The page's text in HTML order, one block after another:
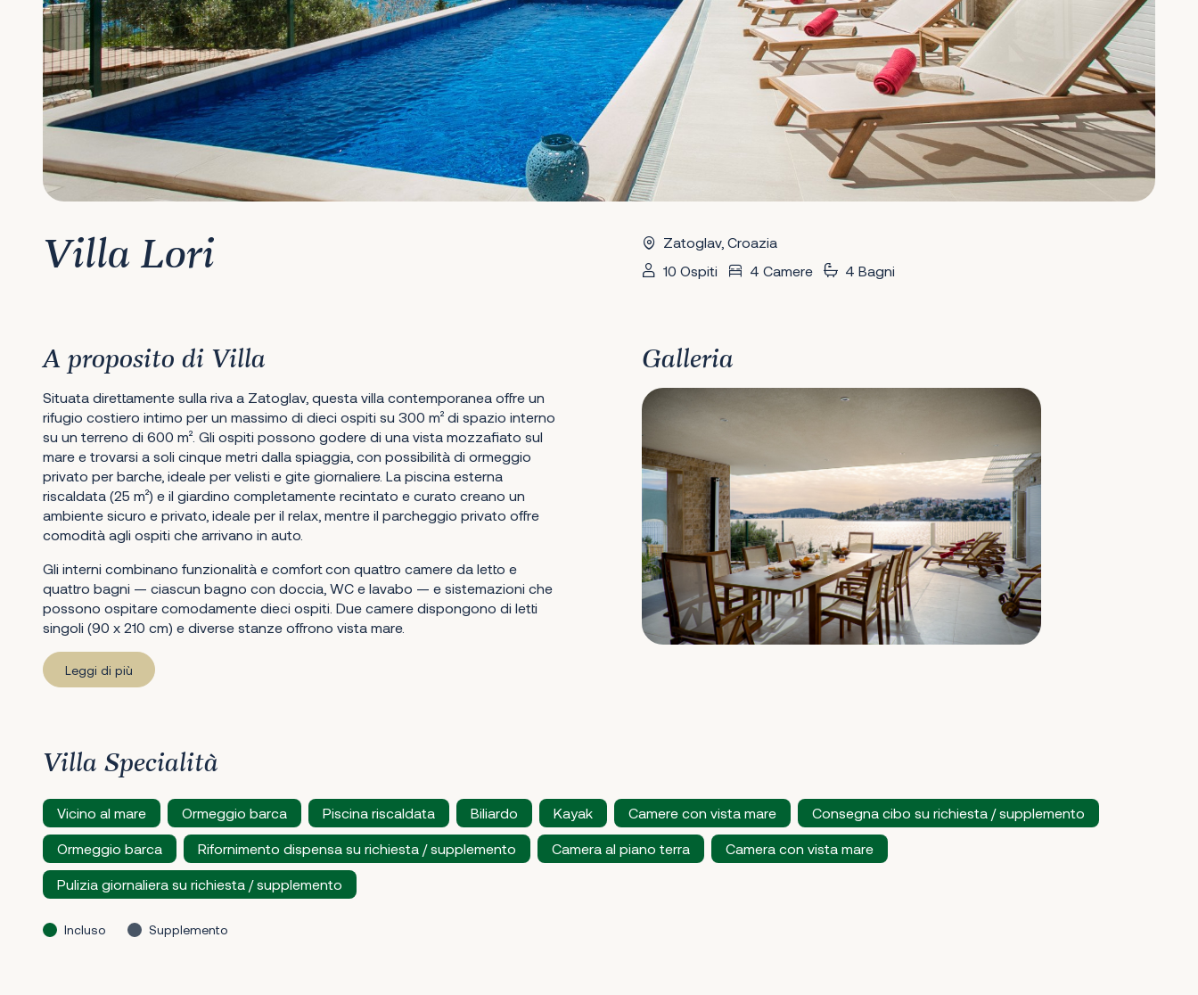
Villa Lori
Zatoglav, Croazia
10 Ospiti
4 Camere 4 Bagni
A proposito di Villa
Situata direttamente sulla riva a Zatoglav, questa villa contemporanea offre un
rifugio costiero intimo per un massimo di dieci ospiti su 300 m² di spazio interno
su un terreno di 600 m². Gli ospiti possono godere di una vista mozzafiato sul
mare e trovarsi a soli cinque metri dalla spiaggia, con possibilità di ormeggio
privato per barche, ideale per velisti e gite giornaliere. La piscina esterna
riscaldata (25 m²) e il giardino completamente recintato e curato creano un
ambiente sicuro e privato, ideale per il relax, mentre il parcheggio privato offre
comodità agli ospiti che arrivano in auto.
Gli interni combinano funzionalità e comfort con quattro camere da letto e
quattro bagni — ciascun bagno con doccia, WC e lavabo — e sistemazioni che
possono ospitare comodamente dieci ospiti. Due camere dispongono di letti
singoli (90 x 210 cm) e diverse stanze offrono vista mare.
Leggi di più
Galleria
Villa Specialità
Vicino al mare Ormeggio barca Piscina riscaldata Biliardo Kayak Camere con vista mare Consegna cibo su richiesta / supplemento
Ormeggio barca Rifornimento dispensa su richiesta / supplemento Camera al piano terra Camera con vista mare
Pulizia giornaliera su richiesta / supplemento
Incluso Supplemento